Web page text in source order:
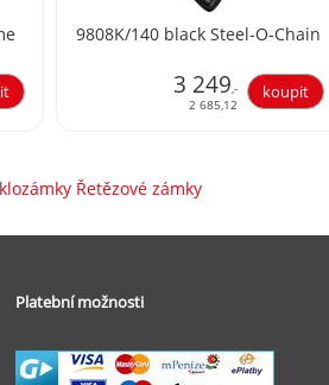
9808K/140 black Steel-O-Chain
3 249,-
2 685,12
Řetězové zámky
Platební možnosti